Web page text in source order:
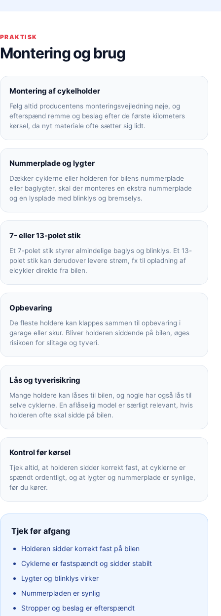
PRAKTISK
Montering og brug
Montering af cykelholder
Følg altid producentens monteringsvejledning nøje, og
efterspænd remme og beslag efter de første kilometers
kørsel, da nyt materiale ofte sætter sig lidt.
Nummerplade og lygter
Dækker cyklerne eller holderen for bilens nummerplade
eller baglygter, skal der monteres en ekstra nummerplade
og en lysplade med blinklys og bremselys.
7- eller 13-polet stik
Et 7-polet stik styrer almindelige baglys og blinklys. Et 13-
polet stik kan derudover levere strøm, fx til opladning af
elcykler direkte fra bilen.
Opbevaring
De fleste holdere kan klappes sammen til opbevaring i
garage eller skur. Bliver holderen siddende på bilen, øges
risikoen for slitage og tyveri.
Lås og tyverisikring
Mange holdere kan låses til bilen, og nogle har også lås til
selve cyklerne. En aflåselig model er særligt relevant, hvis
holderen ofte skal sidde på bilen.
Kontrol før kørsel
Tjek altid, at holderen sidder korrekt fast, at cyklerne er
spændt ordentligt, og at lygter og nummerplade er synlige,
før du kører.
Tjek før afgang
Holderen sidder korrekt fast på bilen
Cyklerne er fastspændt og sidder stabilt
Lygter og blinklys virker
Nummerpladen er synlig
Stropper og beslag er efterspændt